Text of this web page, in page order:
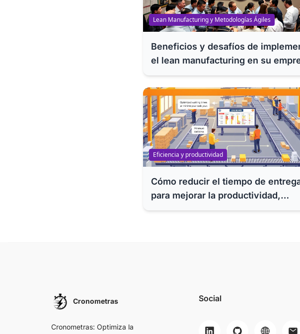
Lean Manufacturing y Metodologías Ágiles
Beneficios y desafíos de
el lean manufacturing en su
Eficiencia y productividad
Cómo reducir el tiempo de
para mejorar la productividad,
competitividad y eficiencia de su
Cronometras
Cronometras: Optimiza la
Social